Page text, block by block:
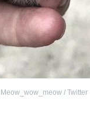
Meow_wow_meow / Twitter